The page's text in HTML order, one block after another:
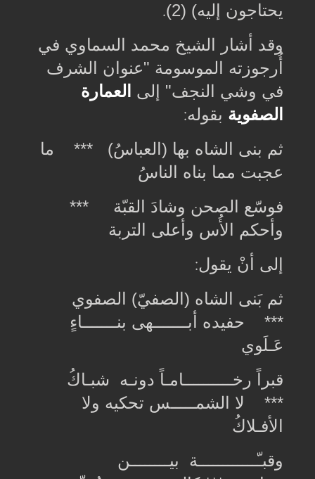
يحتاجون إليه) (2)
.
وقد أشار الشيخ محمد السماوي في
أُرجوزته الموسومة "عنوان الشرف
في وشي النجف" إلى العمارة
الصفوية بقوله:
ثم بنى الشاه بها (العباسُ) *** ما
عجبت مما بناه الناسُ
فوسّع الصحن وشادَ القبّة ***
وأحكم الأُس وأعلى التربة
إلى أنْ يقول:
ثم بَنى الشاه (الصفيّ) الصفوي
*** حفيده أبـــــــهى بنـــــــاءٍ
عَـلَوي
قبراً رخــــــــــامـاً دونـه شبـاكُ
*** لا الشمـــــس تحكيه ولا
الأفـلاكُ
وقبـّــــــــــــة بيــــــــن